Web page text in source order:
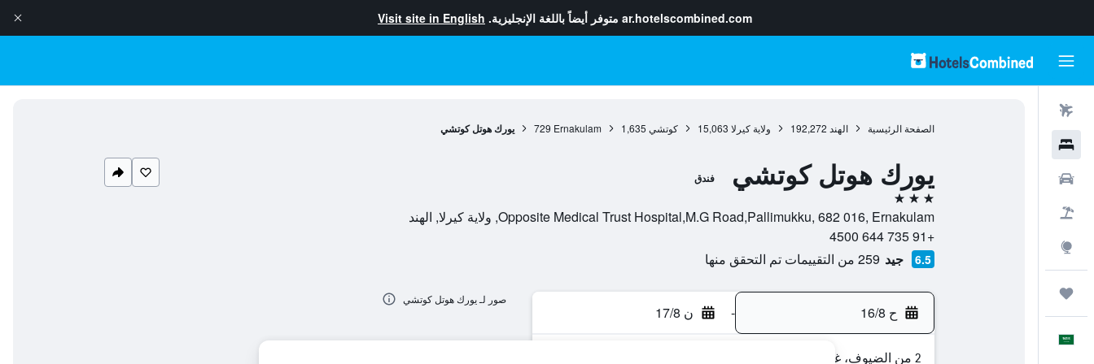
ar.hotelscombined.com متوفر أيضاً باللغة الإنجليزية. Visit site in English
الصفحة الرئيسية الهند 192,272 ولاية كيرلا 15,063 كوتشي 1,635
Ernakulam
729 يورك هوتل كوتشي
يورك هوتل كوتشي فندق
3 نجوم
Opposite Medical Trust Hospital,M.G Road,Pallimukku, 682 016, Ernakulam, ولاية كيرلا, الهند
+91 735 644 4500
6.5 جيد 259 من التقييمات تم التحقق منها
ح 16/8 - ن 17/8
2 من الضيوف، غرفة واحدة
صور لـ يورك هوتل كوتشي